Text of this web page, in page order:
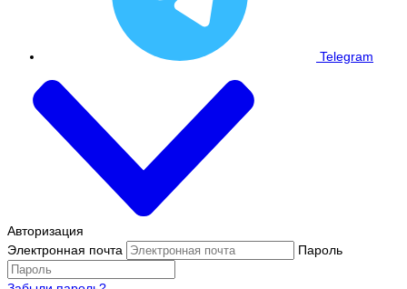
Telegram
Авторизация
Электронная почта
Пароль